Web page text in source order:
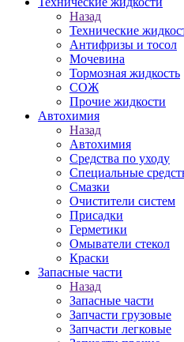
Назад
Технические
Антифризы и тосол
Мочевина
Тормозная жидкость
СОЖ
Прочие жидкости
Автохимия
Назад
Автохимия
Средства по уходу
Специальные
Смазки
Очистители систем
Присадки
Герметики
Омыватели стекол
Краски
Запасные части
Назад
Запасные части
Запчасти грузовые
Запчасти легковые